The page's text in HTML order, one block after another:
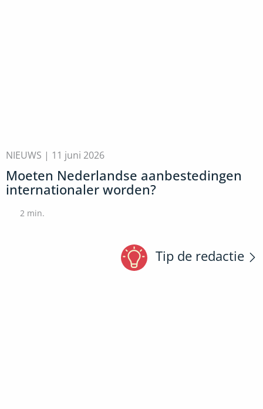
NIEUWS | 11 juni 2026
Moeten Nederlandse aanbestedingen
internationaler worden?
2 min.
Tip de redactie